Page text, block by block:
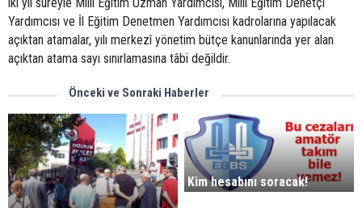
Önceki ve Sonraki Haberler
Kim hesabını soracak!